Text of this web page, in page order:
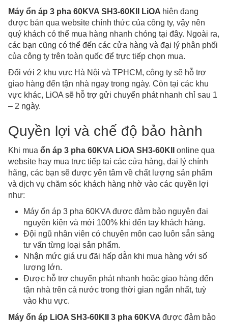
Máy ổn áp 3 pha 60KVA SH3-60KII LiOA hiện đang
được bán qua website chính thức của công ty, vậy nên
quý khách có thể mua hàng nhanh chóng tại đây. Ngoài ra,
các bạn cũng có thể đến các cửa hàng và đại lý phân phối
của công ty trên toàn quốc để trực tiếp chọn mua.
Đối với 2 khu vực Hà Nội và TPHCM, công ty sẽ hỗ trợ
giao hàng đến tận nhà ngay trong ngày. Còn tại các khu
vực khác, LiOA sẽ hỗ trợ gửi chuyển phát nhanh chỉ sau 1
– 2 ngày.
Quyền lợi và chế độ bảo hành
Khi mua ổn áp 3 pha 60KVA LiOA SH3-60KII online qua
website hay mua trực tiếp tại các cửa hàng, đại lý chính
hãng, các bạn sẽ được yên tâm về chất lượng sản phẩm
và dịch vụ chăm sóc khách hàng nhờ vào các quyền lợi
như:
Máy ổn áp 3 pha 60KVA được đảm bảo nguyên đai
nguyên kiện và mới 100% khi đến tay khách hàng.
Đội ngũ nhân viên có chuyên môn cao luôn sẵn sàng
tư vấn từng loại sản phẩm.
Nhận mức giá ưu đãi hấp dẫn khi mua hàng với số
lượng lớn.
Được hỗ trợ chuyển phát nhanh hoặc giao hàng đến
tận nhà trên cả nước trong thời gian ngắn nhất, tuỳ
vào khu vực.
Máy ổn áp LiOA SH3-60KII 3 pha 60KVA được đảm bảo